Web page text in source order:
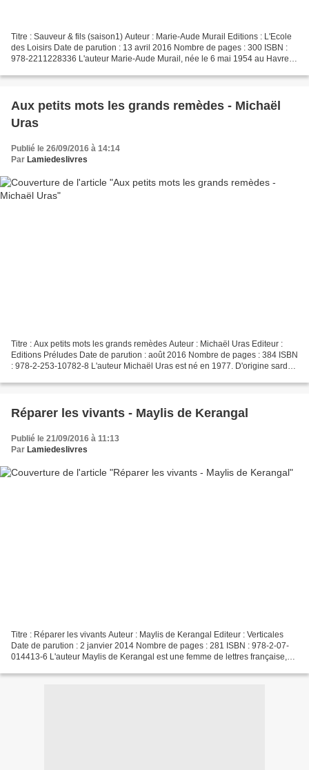
Titre : Sauveur & fils (saison1) Auteur : Marie-Aude Murail Editions : L'Ecole
des Loisirs Date de parution : 13 avril 2016 Nombre de pages : 300 ISBN :
978-2211228336 L'auteur Marie-Aude Murail, née le 6 mai 1954 au Havre,
Aux petits mots les grands remèdes - Michaël
Uras
Publié le 26/09/2016 à 14:14
Par Lamiedeslivres
Titre : Aux petits mots les grands remèdes Auteur : Michaël Uras Editeur :
Editions Préludes Date de parution : août 2016 Nombre de pages : 384 ISBN
: 978-2-253-10782-8 L'auteur Michaël Uras est né en 1977. D'origine sarde,
Réparer les vivants - Maylis de Kerangal
Publié le 21/09/2016 à 11:13
Par Lamiedeslivres
Titre : Réparer les vivants Auteur : Maylis de Kerangal Editeur : Verticales
Date de parution : 2 janvier 2014 Nombre de pages : 281 ISBN : 978-2-07-
014413-6 L'auteur Maylis de Kerangal est une femme de lettres française,